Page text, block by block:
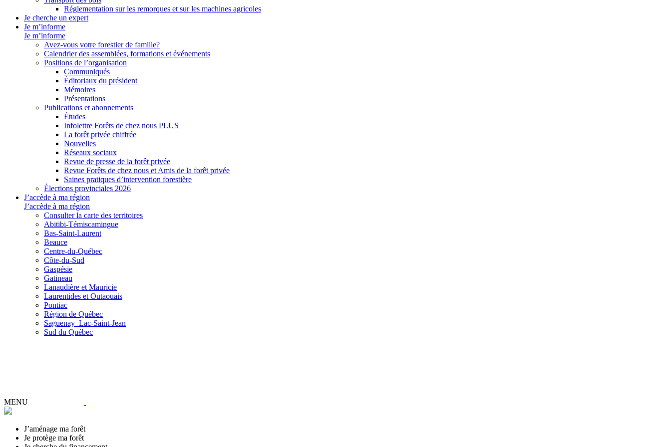
Réglementation sur les remorques et sur les machines agricoles
Je cherche un expert
Je m’informe
Je m’informe
Avez-vous votre forestier de famille?
Calendrier des assemblées, formations et événements
Positions de l’organisation
Communiqués
Éditoriaux du président
Mémoires
Présentations
Publications et abonnements
Études
Infolettre Forêts de chez nous PLUS
La forêt privée chiffrée
Nouvelles
Réseaux sociaux
Revue de presse de la forêt privée
Revue Forêts de chez nous et Amis de la forêt privée
Saines pratiques d’intervention forestière
Élections provinciales 2026
J’accède à ma région
J’accède à ma région
Consulter la carte des territoires
Abitibi-Témiscamingue
Bas-Saint-Laurent
Beauce
Centre-du-Québec
Côte-du-Sud
Gaspésie
Gatineau
Lanaudière et Mauricie
Laurentides et Outaouais
Pontiac
Région de Québec
Saguenay–Lac-Saint-Jean
Sud du Québec
MENU
J’aménage ma forêt
Je protège ma forêt